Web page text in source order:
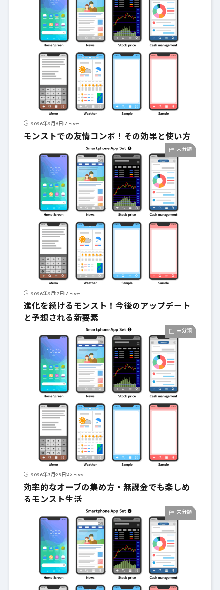
2026年2月6日17 view
モンストでの友情コンボ！その効果と使い方
未分類
2026年2月17日17 view
進化を続けるモンスト！今後のアップデート
と予想される新要素
未分類
2026年3月23日23 view
効率的なオーブの集め方・無課金でも楽しめ
るモンスト生活
未分類